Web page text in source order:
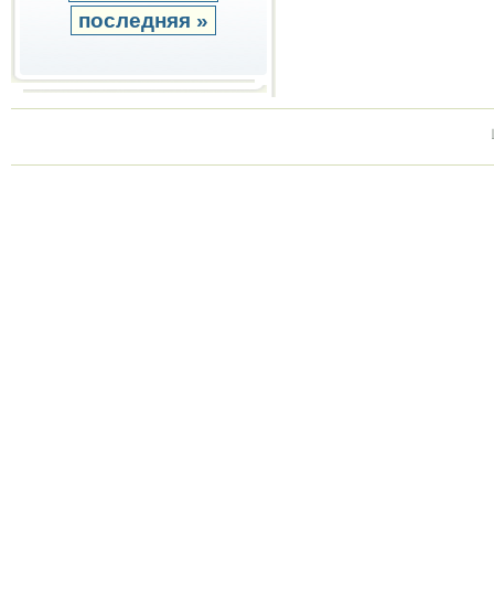
последняя »